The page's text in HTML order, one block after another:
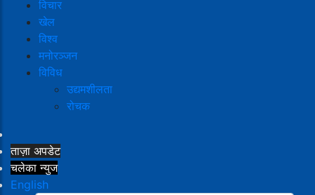
विचार
खेल
विश्व
मनोरञ्जन
विविध
उद्यमशीलता
रोचक
ताज़ा अपडेट
चलेका न्युज
English